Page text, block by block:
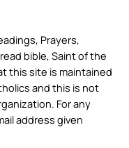
Prayers,
bible, Saint of the
this site is maintained
and this is not
For any
address given